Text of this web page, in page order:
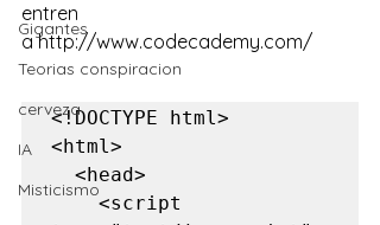
Gigantes
Teorias conspiracion
cerveza
IA
Misticismo
entren
a http://www.codecademy.com/
<!DOCTYPE html>
<html>
    <script